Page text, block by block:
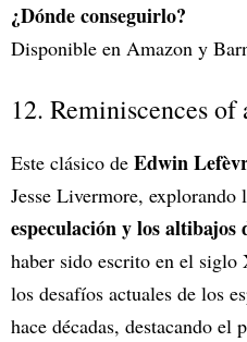
¿Dónde conseguirlo?
Disponible en Amazon y
12. Reminiscences
Este clásico de Edwin
Jesse Livermore, explorando
especulación y los altibajos
haber sido escrito en el
los desafíos actuales de los
hace décadas, destacando el